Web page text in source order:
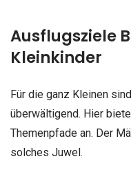
Ausflugsziele
Kleinkinder
Für die ganz Kleinen
überwältigend. Hier
Themenpfade an. Der
solches Juwel.